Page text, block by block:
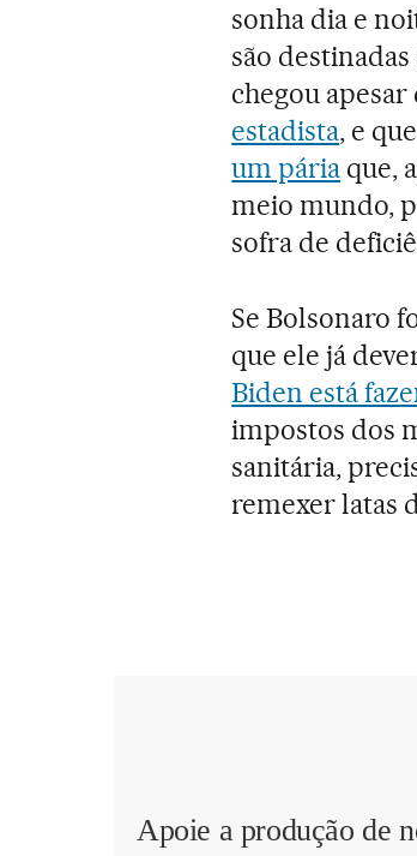
sonha dia e
são
chegou apesar
estadista, e
um pária que,
meio mundo,
sofra de
Se Bolsonaro
que ele já
Biden está
impostos dos
sanitária,
remexer latas
Apoie a produção de